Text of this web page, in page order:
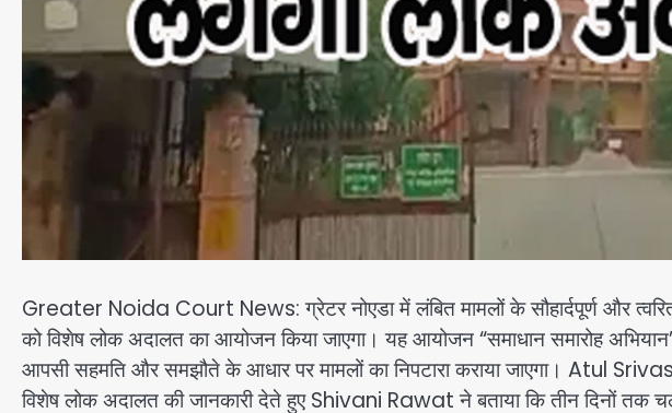
Greater Noida Court News: ग्रेटर नोएडा में लंबित मामलों के सौहार्दपूर्ण और
को विशेष लोक अदालत का आयोजन किया जाएगा। यह आयोजन “समाधान समारोह
आपसी सहमति और समझौते के आधार पर मामलों का निपटारा कराया जाएगा। Atul
विशेष लोक अदालत की जानकारी देते हुएShivani Rawatने बताया कि तीन दिनों तक